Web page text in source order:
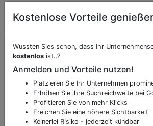
Beschreibung & Services von
Autoteilefachgeschäft
Sie möchten eine Beschreibung,
oder andere relevante
Klicken Sie bittehierum uns zu
Gerne erweitern wir Ihren
Kostenlose Vorteile
Wussten Sies schon, dass Ihr
kostenlos ist..?
Anmelden und Vorteile nutzen!
Platzieren Sie Ihr Unternehmen
Erhöhen Sie ihre Suchreichweite bei
Profitieren Sie von mehr Klicks
Ereichen Sie eine höhere Sichtbarkeit
Keinerlei Risiko - jederzeit kündbar